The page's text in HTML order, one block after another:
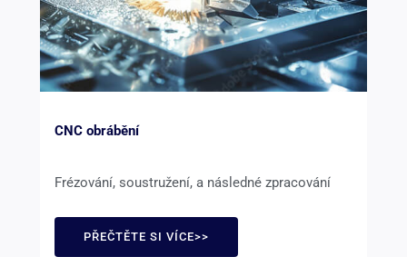
CNC obrábění
Frézování, soustružení, a následné zpracování
PŘEČTĚTE SI VÍCE>>